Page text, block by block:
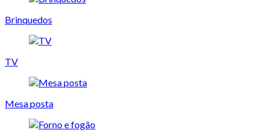
Brinquedos
TV
Mesa posta